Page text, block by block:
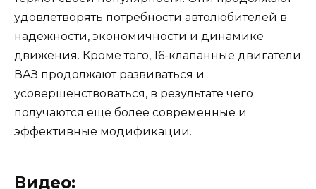
удовлетворять потребности автолюбителей в
надежности, экономичности и динамике
движения. Кроме того, 16-клапанные двигатели
ВАЗ продолжают развиваться и
усовершенствоваться, в результате чего
получаются ещё более современные и
эффективные модификации.
Видео: